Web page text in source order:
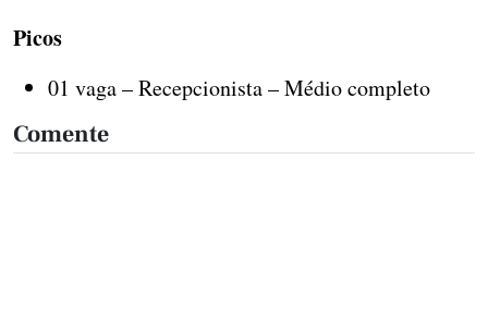
Picos
01 vaga – Recepcionista – Médio completo
Comente